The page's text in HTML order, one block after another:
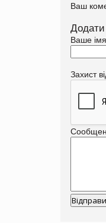
Ваш
Ваше імя
Захист